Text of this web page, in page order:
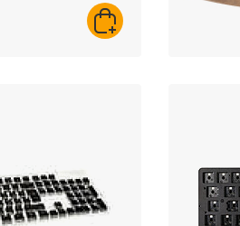
AJOUTER AU PANIER